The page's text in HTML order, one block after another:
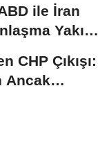
ile İran
Yakın!
CHP Çıkışı:
Ancak